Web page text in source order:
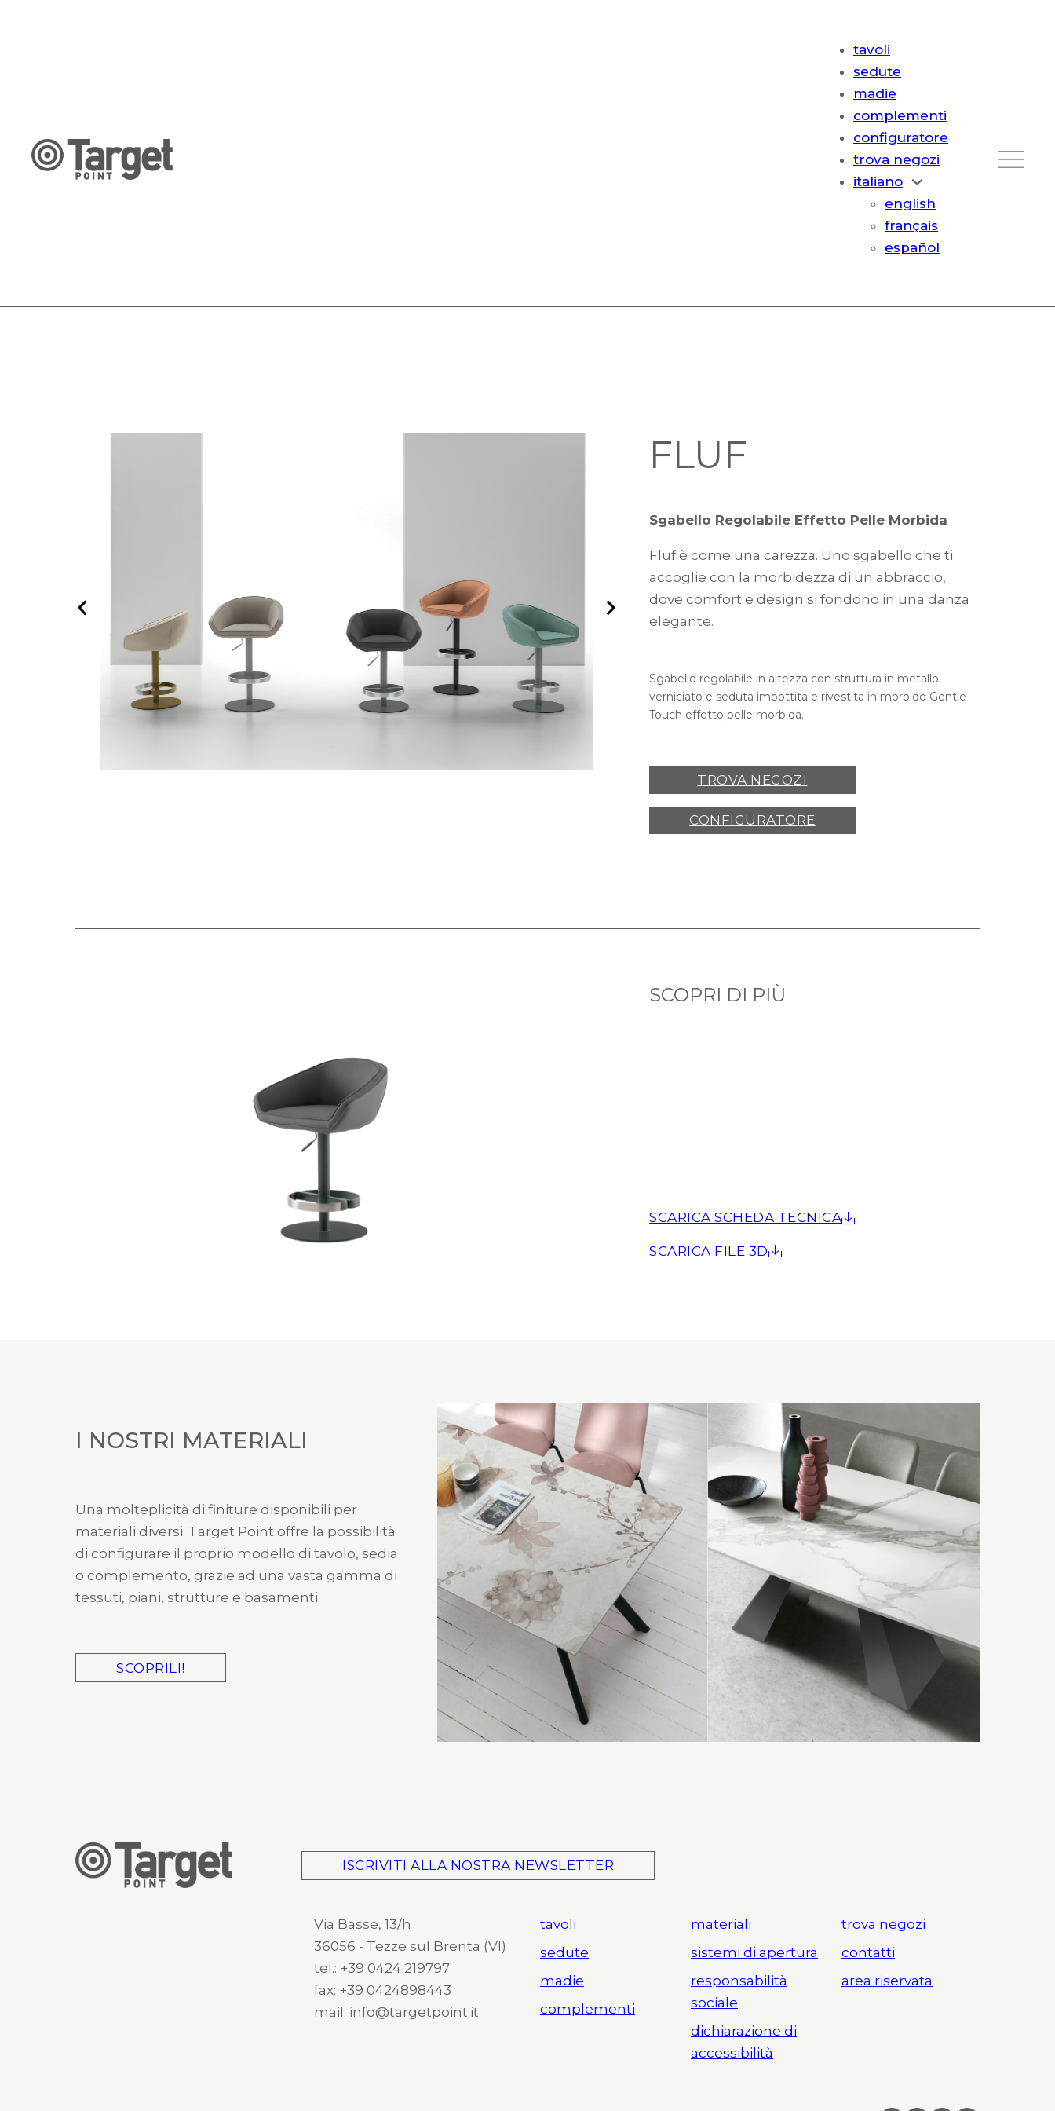
tavoli
sedute
madie
complementi
configuratore
trova negozi
italiano
english
français
español
FLUF
Sgabello Regolabile Effetto Pelle Morbida
Fluf è come una carezza. Uno sgabello che ti
accoglie con la morbidezza di un abbraccio,
dove comfort e design si fondono in una danza
elegante.
Sgabello regolabile in altezza con struttura in metallo
verniciato e seduta imbottita e rivestita in morbido Gentle-
Touch effetto pelle morbida.
TROVA NEGOZI
CONFIGURATORE
SCOPRI DI PIÙ
SCARICA SCHEDA TECNICA
SCARICA FILE 3D
I NOSTRI MATERIALI
Una molteplicità di finiture disponibili per
materiali diversi. Target Point offre la possibilità
di configurare il proprio modello di tavolo, sedia
o complemento, grazie ad una vasta gamma di
tessuti, piani, strutture e basamenti.
SCOPRILI!
ISCRIVITI ALLA NOSTRA NEWSLETTER
Via Basse, 13/h
36056 - Tezze sul Brenta (VI)
tel.: +39 0424 219797
fax: +39 0424898443
mail: info@targetpoint.it
tavoli
sedute
madie
complementi
materiali
sistemi di apertura
responsabilità
sociale
dichiarazione di
accessibilità
trova negozi
contatti
area riservata